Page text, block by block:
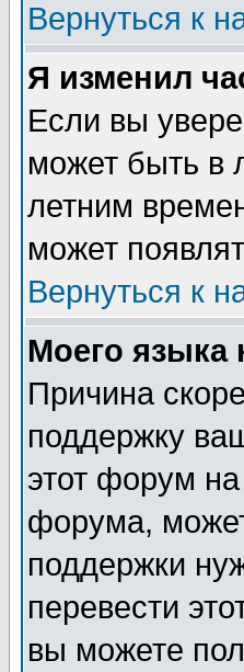
Вернуться к
Я изменил
Если вы
может быть в
летним
может
Вернуться к
Моего языка
Причина
поддержку
этот форум
форума,
поддержки
перевести
вы можете